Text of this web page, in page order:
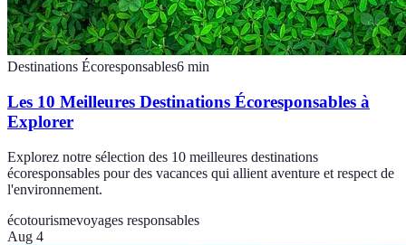
Destinations Écoresponsables6 min
Les 10 Meilleures Destinations Écoresponsables à
Explorer
Explorez notre sélection des 10 meilleures destinations
écoresponsables pour des vacances qui allient aventure et respect de
l'environnement.
écotourismevoyages responsables
Aug 4